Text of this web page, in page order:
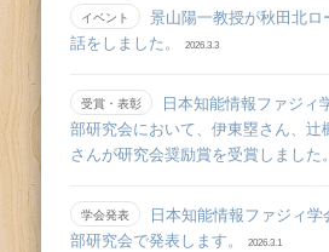
イベント
景山陽一教授が秋田北
話をしました。
2026.3.3
受賞・表彰
日本知能情報ファジィ
部研究会において、伊東塁さん、辻󠄀
さんが研究会奨励賞を受賞しました。
学会発表
日本知能情報ファジィ学
部研究会で発表します。
2026.3.1